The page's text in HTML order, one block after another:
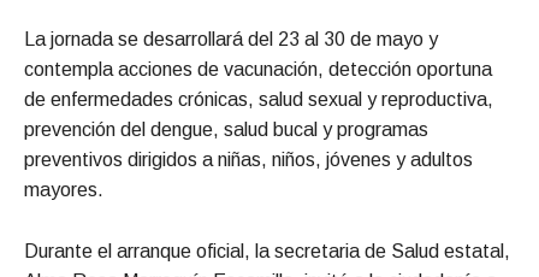
La jornada se desarrollará del 23 al 30 de mayo y
contempla acciones de vacunación, detección oportuna
de enfermedades crónicas, salud sexual y reproductiva,
prevención del dengue, salud bucal y programas
preventivos dirigidos a niñas, niños, jóvenes y adultos
mayores.
Durante el arranque oficial, la secretaria de Salud estatal,